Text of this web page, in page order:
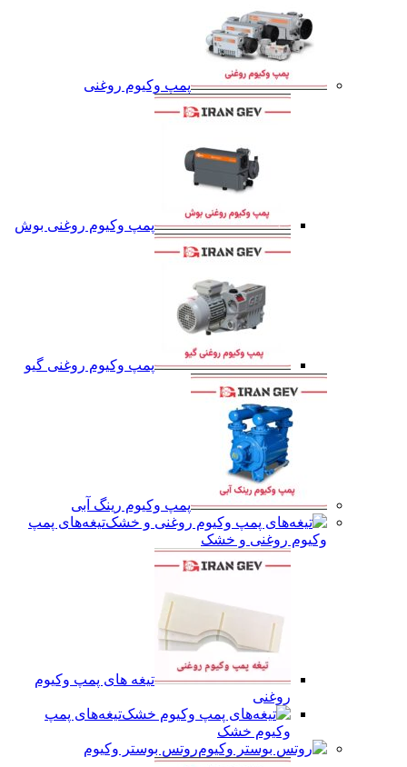
پمپ وکیوم روغنی
پمپ وکیوم روغنی بوش
پمپ وکیوم روغنی گیو
پمپ وکیوم رینگ آبی
تیغه‌های پمپ
وکیوم روغنی و خشک
تیغه های پمپ وکیوم
روغنی
تیغه‌های پمپ
وکیوم خشک
روتس بوستر وکیوم